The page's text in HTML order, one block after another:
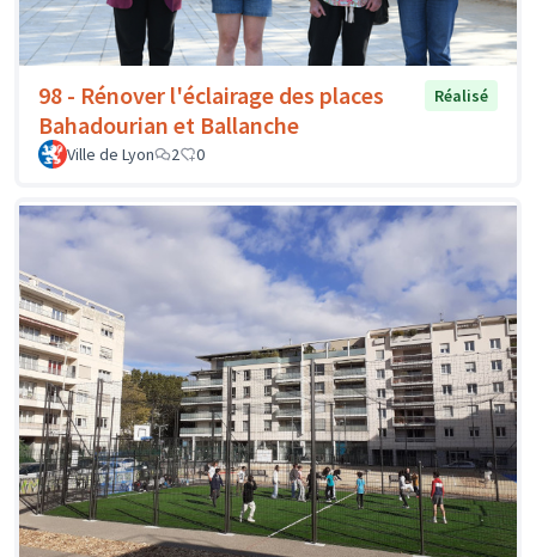
98 - Rénover l'éclairage des places
Bahadourian et Ballanche
Réalisé
Ville de Lyon 2 0